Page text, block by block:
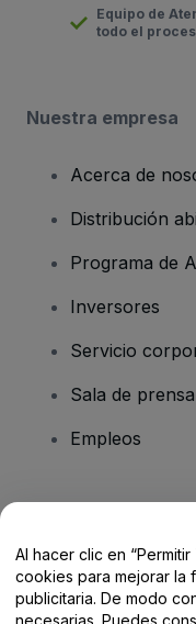
Equipo de
todo el
Nuestra empresa
Acerca de
Distribución
Programa de
Inversores
Servicio
Sala de prensa
Empleos
Centro de
Al hacer clic en
cookies para mejorar la
publicitaria. De modo
necesarias. Puedes